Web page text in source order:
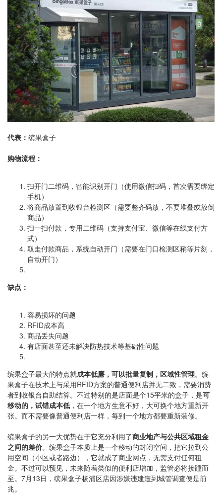
代表： 缤果盒子
购物流程：
扫开门二维码，智能识别开门（使用微信扫码，首次需要绑定
手机）
将商品放置到收银台检测区（需要整齐码放，不要堆叠或放倒
商品）
扫一扫付款，专用二维码（支持支付宝、微信等在线支付方
式）
取走付款商品，系统自动开门（需要在门口检测区稍等片刻，
自动开门）
缺点：
容易损坏的问题
RFID成本高
商品丢失问题
有店面甚至还未解决防热技术等基础性问题
缤果盒子最大的特点就成本低廉，可以批量复制，区域性管理。缤
果盒子在技术上与采用RFID方案的普通便利店并无二致，需要消费
者到收银台自助结算。不过特别的是店面是个15平米的盒子，是可
移动的，试错成本低 ，在一个地方生意不好，大可换个地方重新开
张。而不需要像普通便利店一样，每到一个地方都要重新装修。
缤果盒子的另一大优势在于它充分利用了商业地产与公共区域租金
之间的差价。缤果盒子本质上是一个移动的封闭空间，把它拉到公
用空间（小区或者路边），它就成了商业网点，无需支付任何租
金。不过可以预见，未来随着类似的便利店增加，监管必将接踵而
至。7月13日，缤果盒子杨浦区店因涉嫌违建遭到城管调查便是前
兆。